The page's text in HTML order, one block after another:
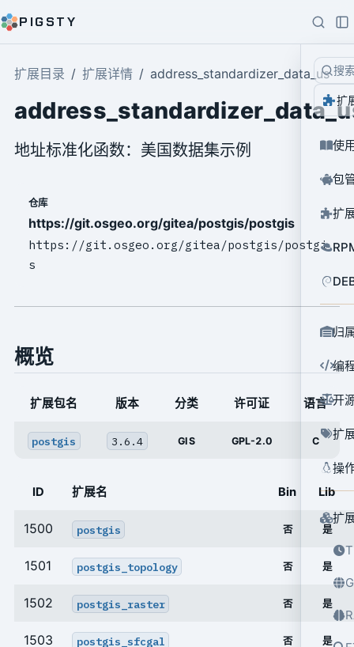
PIGSTY
搜
扩
使
包
扩
归
编
开
扩
操
扩
扩展目录 扩展详情 address_standardizer_data_us
地址标准化函数：美国数据集示例
仓库
https://git.osgeo.org/gitea/postgis/postgis
https://git.osgeo.org/gitea/postgis/postgi
s
概览
扩展包名 版本 分类 许可证 语言
postgis 3.6.4 GIS GPL-2.0 C
ID 扩展名 Bin Lib
1500 postgis 否 是
1501 postgis_topology 否 是
1502 postgis_raster 否 是
1503 postgis_sfcgal 否 是